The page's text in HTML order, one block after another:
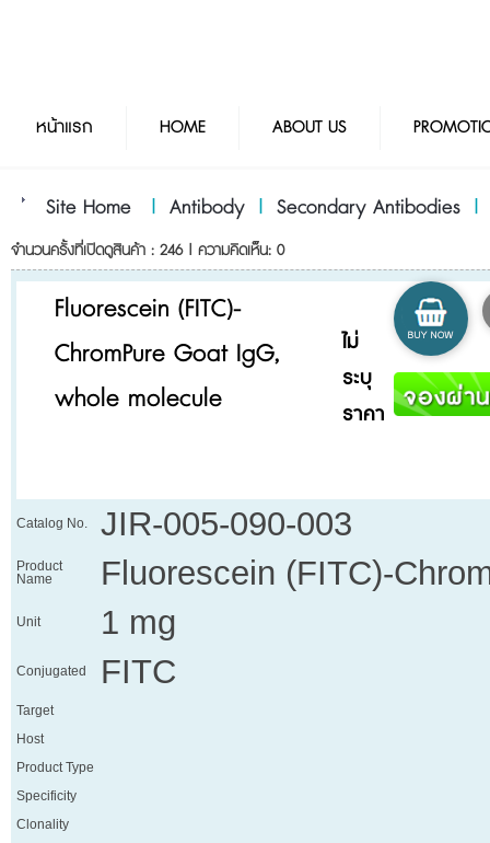
หน้าแรก HOME ABOUT US
Site Home | Antibody | Secondary Antibodies
จำนวนครั้งที่เปิดดูสินค้า : 246 | ความคิดเห็น: 0
Fluorescein (FITC)-
ChromPure Goat IgG,
whole molecule
ไม่
ระบุ
ราคา
Catalog No. JIR-005-090-003
Product
Name
Fluorescein (FITC)-
Unit 1 mg
Conjugated FITC
Target
Host
Product Type
Specificity
Clonality